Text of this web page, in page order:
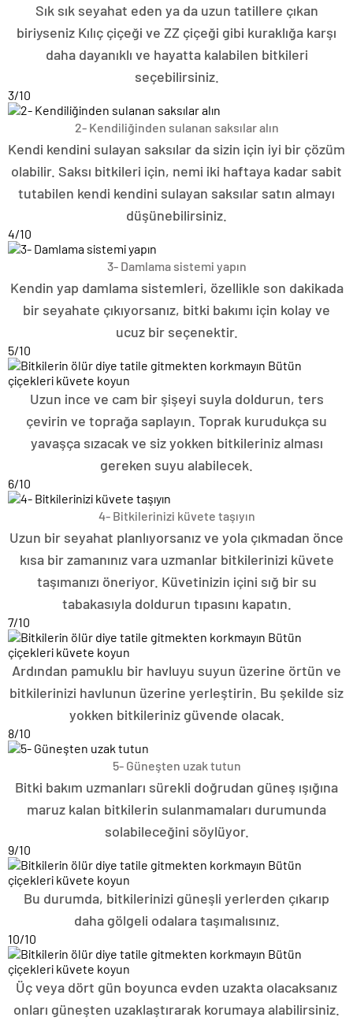
Sık sık seyahat eden ya da uzun tatillere çıkan
biriyseniz Kılıç çiçeği ve ZZ çiçeği gibi kuraklığa karşı
daha dayanıklı ve hayatta kalabilen bitkileri
seçebilirsiniz.
3/10
2- Kendiliğinden sulanan saksılar alın
Kendi kendini sulayan saksılar da sizin için iyi bir çözüm
olabilir. Saksı bitkileri için, nemi iki haftaya kadar sabit
tutabilen kendi kendini sulayan saksılar satın almayı
düşünebilirsiniz.
4/10
3- Damlama sistemi yapın
Kendin yap damlama sistemleri, özellikle son dakikada
bir seyahate çıkıyorsanız, bitki bakımı için kolay ve
ucuz bir seçenektir.
5/10
Uzun ince ve cam bir şişeyi suyla doldurun, ters
çevirin ve toprağa saplayın. Toprak kurudukça su
yavaşça sızacak ve siz yokken bitkileriniz alması
gereken suyu alabilecek.
6/10
4- Bitkilerinizi küvete taşıyın
Uzun bir seyahat planlıyorsanız ve yola çıkmadan önce
kısa bir zamanınız vara uzmanlar bitkilerinizi küvete
taşımanızı öneriyor. Küvetinizin içini sığ bir su
tabakasıyla doldurun tıpasını kapatın.
7/10
Ardından pamuklu bir havluyu suyun üzerine örtün ve
bitkilerinizi havlunun üzerine yerleştirin. Bu şekilde siz
yokken bitkileriniz güvende olacak.
8/10
5- Güneşten uzak tutun
Bitki bakım uzmanları sürekli doğrudan güneş ışığına
maruz kalan bitkilerin sulanmamaları durumunda
solabileceğini söylüyor.
9/10
Bu durumda, bitkilerinizi güneşli yerlerden çıkarıp
daha gölgeli odalara taşımalısınız.
10/10
Üç veya dört gün boyunca evden uzakta olacaksanız
onları güneşten uzaklaştırarak korumaya alabilirsiniz.